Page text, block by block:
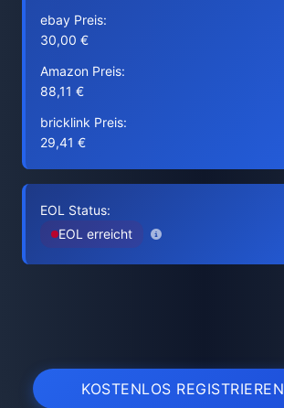
ebay Preis:
30,00 €
Amazon Preis:
88,11 €
bricklink Preis:
29,41 €
EOL Status:
EOL erreicht
KOSTENLOS REGISTRIEREN